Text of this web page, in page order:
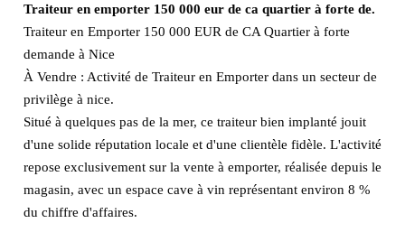
Traiteur en emporter 150 000 eur de ca quartier à forte de.
Traiteur en Emporter 150 000 EUR de CA Quartier à forte
demande à Nice
À Vendre : Activité de Traiteur en Emporter dans un secteur de
privilège à nice.
Situé à quelques pas de la mer, ce traiteur bien implanté jouit
d'une solide réputation locale et d'une clientèle fidèle. L'activité
repose exclusivement sur la vente à emporter, réalisée depuis le
magasin, avec un espace cave à vin représentant environ 8 %
du chiffre d'affaires.